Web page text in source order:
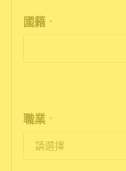
國籍 *
職業 *